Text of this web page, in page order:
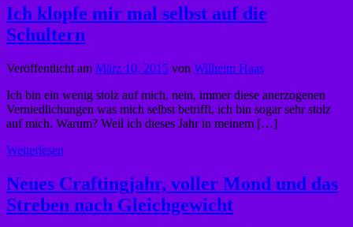
Ich klopfe mir mal selbst auf die
Schultern
Veröffentlicht am März 10, 2015 von Wilhelm Haas
Ich bin ein wenig stolz auf mich, nein, immer diese anerzogenen
Verniedlichungen was mich selbst betrifft, ich bin sogar sehr stolz
auf mich. Warum? Weil ich dieses Jahr in meinem […]
Weiterlesen
Neues Craftingjahr, voller Mond und das
Streben nach Gleichgewicht